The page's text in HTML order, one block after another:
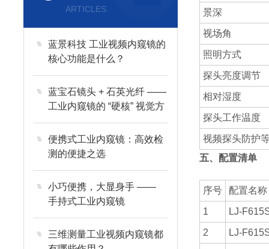
ARTICLES
蓝景科技 工业视频内窥镜的
核心功能是什么？​ ​ ​ ​ ​
蓝宝石镜头 + 石英光纤 ——
工业内窥镜的 “硬核” 视觉方
案
便携式工业内窥镜：高效检
测的便捷之选
小巧便携，大显身手 ——
手持式工业内窥镜
三维测量工业视频内窥镜都
景深
视场角
照明方式
探头亮度调节
相对湿度
探头工作温度
视频探头防护
五、配置清单
序号 配置名称
1 LJ-
2 LJ-